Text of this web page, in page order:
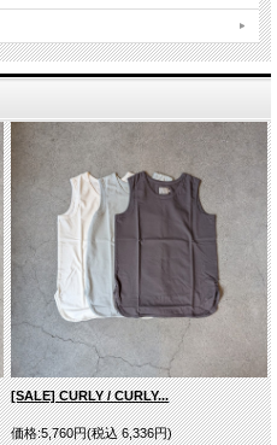
ます。
53cm 68cm
27cm
55cm
28cm
57cm 72cm 29m
[SALE] CURLY / CURLY...
価格:5,760円(税込 6,336円)